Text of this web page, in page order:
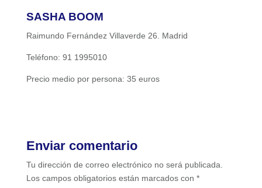
SASHA BOOM
Raimundo Fernández Villaverde 26. Madrid
Teléfono: 91 1995010
Precio medio por persona: 35 euros
Enviar comentario
Tu dirección de correo electrónico no será publicada.
Los campos obligatorios están marcados con *